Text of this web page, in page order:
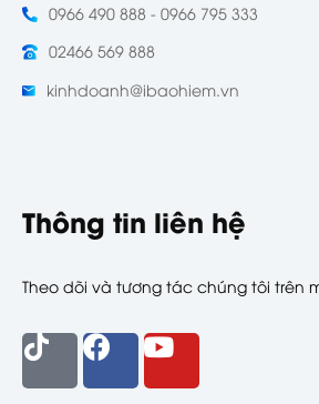
0966 490 888 - 0966 795 333
02466 569 888
kinhdoanh@ibaohiem.vn
Thông tin liên hệ
Theo dõi và tương tác chúng tôi trên